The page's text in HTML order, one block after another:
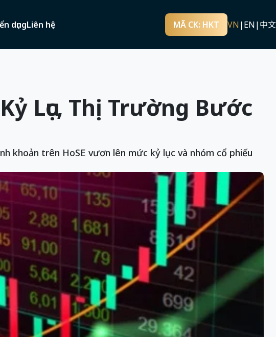
dụngLiên hệ MÃ CK: HKT VN|EN|中文
Lục, Thị Trường Bước
khoản trên HoSE vươn lên mức kỷ lục và nhóm cổ phiếu